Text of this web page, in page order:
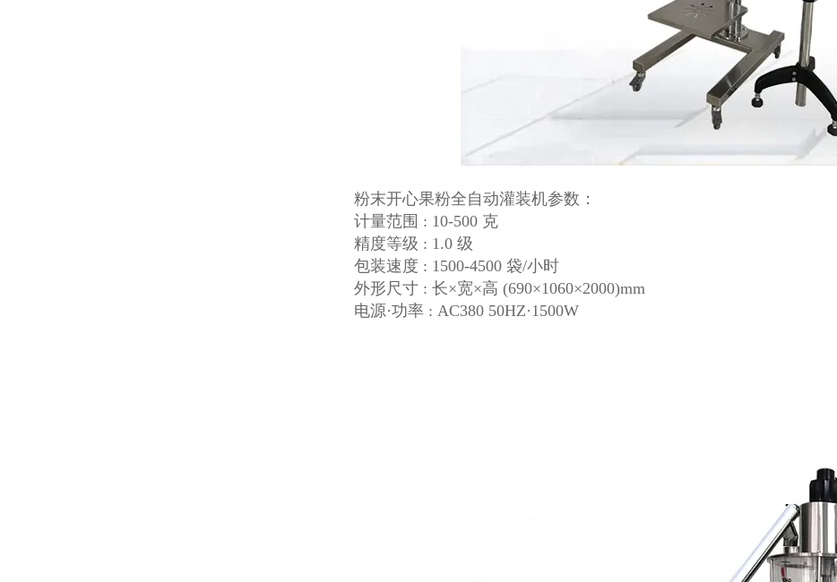
粉末开心果粉全自动灌装机参数：
计量范围 : 10-500 克
精度等级 : 1.0 级
包装速度 : 1500-4500 袋/小时
外形尺寸 : 长×宽×高 (690×1060×2000)mm
电源·功率 : AC380 50HZ·1500W